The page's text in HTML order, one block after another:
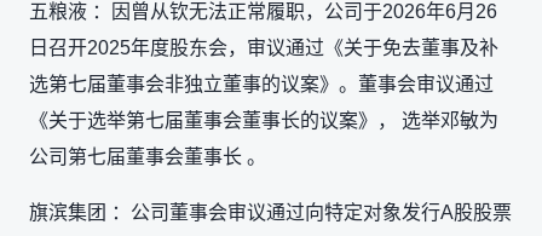
五粮液 ：因曾从钦无法正常履职，公司于2026年6月26
日召开2025年度股东会，审议通过《关于免去董事及补
选第七届董事会非独立董事的议案》。董事会审议通过
《关于选举第七届董事会董事长的议案》， 选举邓敏为
公司第七届董事会董事长 。
旗滨集团 ：公司董事会审议通过向特定对象发行A股股票